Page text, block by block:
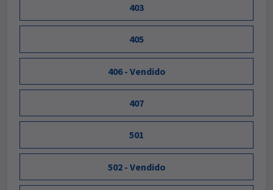
403
405
406 - Vendido
407
501
502 - Vendido